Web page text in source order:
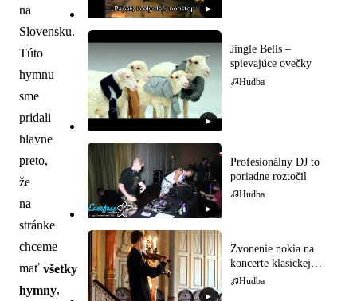
na
Slovensku.
Túto
hymnu
sme
pridali
hlavne
preto,
že
na
stránke
chceme
mať všetky
hymny,
▶
▶
Jingle Bells –
spievajúce ovečky
Hudba
▶
Profesionálny DJ to
poriadne roztočil
Hudba
▶
Zvonenie nokia na
koncerte klasickej
hudby
Hudba